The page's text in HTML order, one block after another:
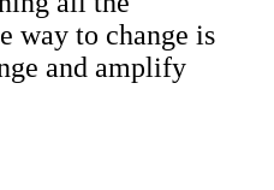
way to change is
and amplify